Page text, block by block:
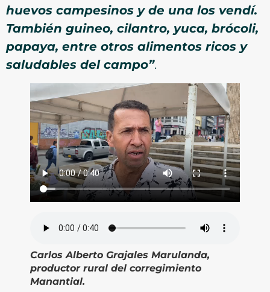
huevos campesinos y de una los vendí.
También guineo, cilantro, yuca, brócoli,
papaya, entre otros alimentos ricos y
saludables del campo”.
Carlos Alberto Grajales Marulanda,
productor rural del corregimiento
Manantial.